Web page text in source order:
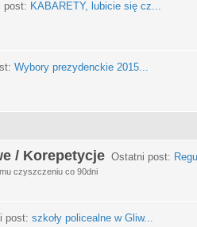
post: KABARETY, lubicie się cz...
Wybory prezydenckie 2015...
/ Korepetycje Ostatni post:
czyszczeniu co 90dni
post: szkoły policealne w Gliw...